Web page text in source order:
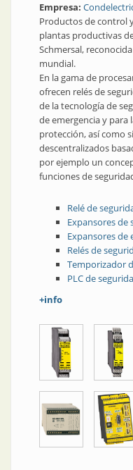
Empresa:
Productos de control
plantas productivas
Schmersal,
mundial.
En la gama de
ofrecen relés de
de la tecnología de
de emergencia y para
protección, así como
descentralizados
por ejemplo un
funciones de
Relé de
Expansores de
Expansores de
Relés de
Temporizador
PLC de
+info